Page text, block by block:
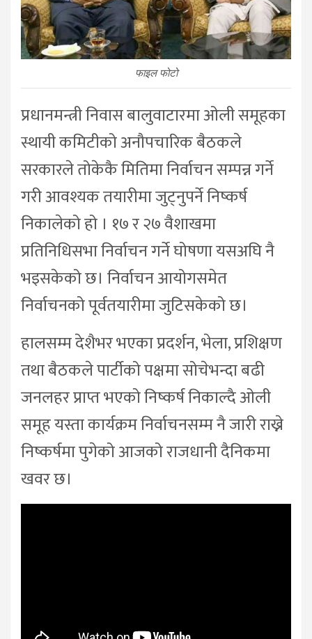
फाइल फोटो
प्रधानमन्त्री निवास बालुवाटारमा ओली समूहका
स्थायी कमिटीको अनौपचारिक बैठकले
सरकारले तोकेकै मितिमा निर्वाचन सम्पन्न गर्ने
गरी आवश्यक तयारीमा जुट्नुपर्ने निष्कर्ष
निकालेको हो । १७ र २७ वैशाखमा
प्रतिनिधिसभा निर्वाचन गर्ने घोषणा यसअघि नै
भइसकेको छ। निर्वाचन आयोगसमेत
निर्वाचनको पूर्वतयारीमा जुटिसकेको छ।
हालसम्म देशैभर भएका प्रदर्शन, भेला, प्रशिक्षण
तथा बैठकले पार्टीको पक्षमा सोचेभन्दा बढी
जनलहर प्राप्त भएको निष्कर्ष निकाल्दै ओली
समूह यस्ता कार्यक्रम निर्वाचनसम्म नै जारी राख्ने
निष्कर्षमा पुगेको आजको राजधानी दैनिकमा
खवर छ।